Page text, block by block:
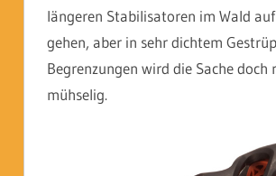
längeren Stabilisatoren im Wald
gehen, aber in sehr dichtem
Begrenzungen wird die Sache doch
mühselig.